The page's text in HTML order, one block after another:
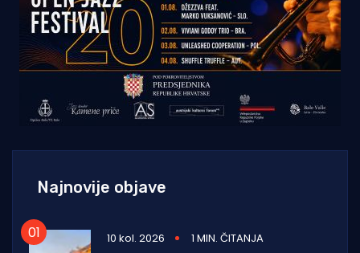
Najnovije objave
10 kol. 2026
1 MIN. ČITANJA